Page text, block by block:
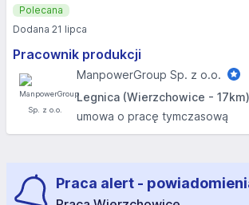
Pracownik produkcji
ManpowerGroup Sp. z o.o.
Legnica (Wierzchowice - 17km)
umowa o pracę tymczasową
Polecana
Dodana 21 lipca
Praca alert -